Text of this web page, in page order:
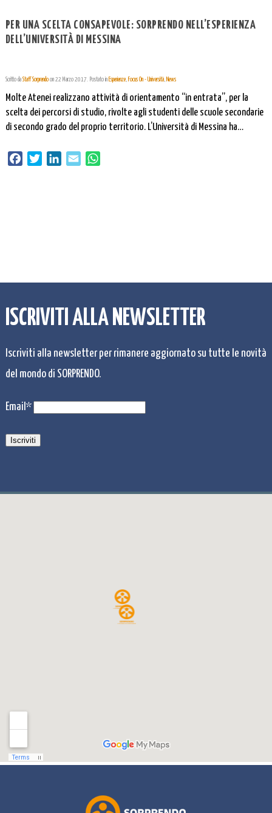
PER UNA SCELTA CONSAPEVOLE: SORPRENDO NELL’ESPERIENZA
DELL’UNIVERSITÀ DI MESSINA
Scritto da Staff Sorprendoon 22 Marzo 2017. Postato in Esperienze, Focus On - Università, News
Molte Atenei realizzano attività di orientamento “in entrata”, per la
scelta dei percorsi di studio, rivolte agli studenti delle scuole secondarie
di secondo grado del proprio territorio. L’Università di Messina ha
di orientamento realizzati con gli …
FacebookTwitter LinkedIn Email
ISCRIVITI ALLA NEWSLETTER
Iscriviti alla newsletter per rimanere aggiornato su tutte le novità
del mondo di SORPRENDO.
Email*